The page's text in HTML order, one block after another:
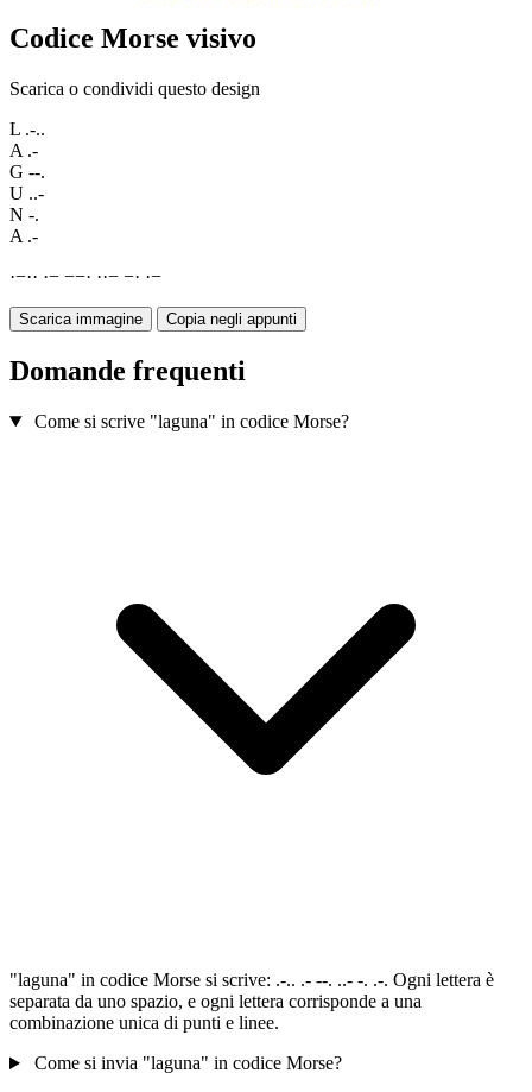
Codice Morse visivo
Scarica o condividi questo design
L .-..
A .-
G --.
U ..-
N -.
A .-
·−·· ·− −−· ··− −· ·−
Scarica immagine Copia negli appunti
Domande frequenti
Come si scrive "laguna" in codice Morse?
"laguna" in codice Morse si scrive: .-.. .- --. ..- -. .-. Ogni lettera è
separata da uno spazio, e ogni lettera corrisponde a una
combinazione unica di punti e linee.
Come si invia "laguna" in codice Morse?